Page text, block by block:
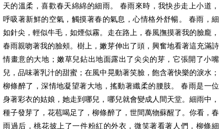
天的溫柔，喜歡春天綿綿的細雨。 春雨來時，我快步走上小道，
呼吸著新鮮的空氣，觸摸著春的氣息，心情格外舒暢。 春雨，細
如針尖，輕似牛毛，如煙似霧。走在路上，春風撫摸著我的臉龐，
春雨親吻著我的臉頰。樹上，嫩芽伸出了頭，興奮地看著這充滿詩
情畫意的大地；嫩草兒鉆出地面露出了尖尖的芽，它張開了小嘴
兒，品味著乳汁的甜蜜；在風中晃動著笑臉，飽含著快樂的淚水；
柳條醉了，深情地凝望著大地，搖動著纖柔的腰肢。 春雨是一位
身著彩衣的姑娘，她走到哪兒，哪兒就會變成人間天堂。細雨中，
種子發芽了，花苞喝足了，柳條醉了，世間萬物蘇醒了。你看，春
雨過后，桃花披上了一件粉紅的外衣，微笑著看著人們，柳條細